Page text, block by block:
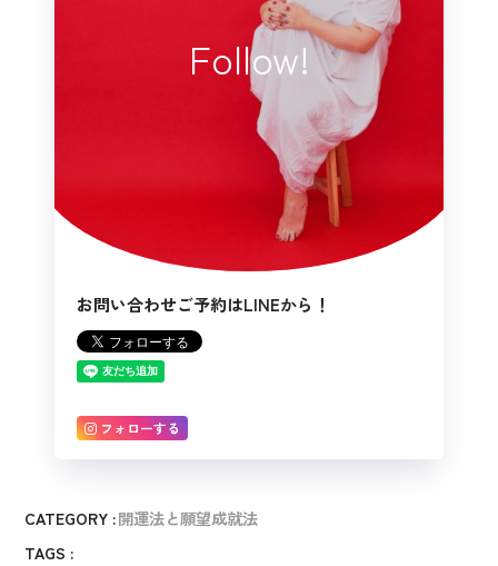
Follow!
お問い合わせご予約はLINEから！
フォローする
CATEGORY :開運法と願望成就法
TAGS :